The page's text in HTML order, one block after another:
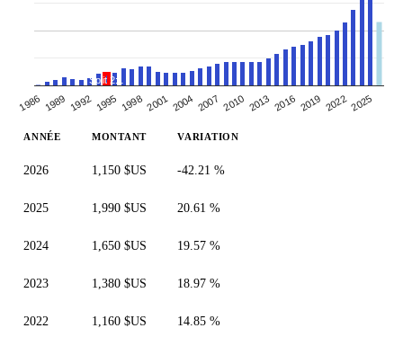
1986 1989 1992 1995 19982001 2004 2007 2010 2013 2016 2019 20222025
Split 2:1
ANNÉE MONTANT VARIATION
2026 1,150 $US -42.21 %
2025 1,990 $US 20.61 %
2024 1,650 $US 19.57 %
2023 1,380 $US 18.97 %
2022 1,160 $US 14.85 %